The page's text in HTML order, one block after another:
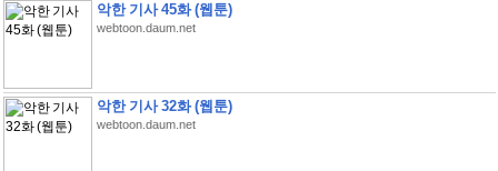
악한 기사 45화 (웹툰)
webtoon.daum.net
악한 기사 32화 (웹툰)
webtoon.daum.net